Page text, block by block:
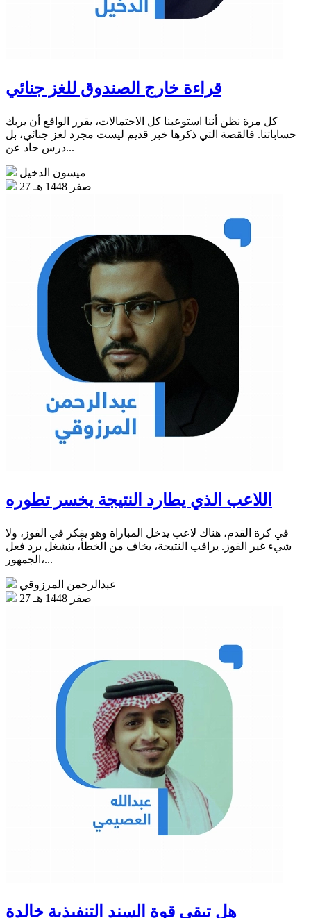
قراءة خارج الصندوق للغز جنائي
كل مرة نظن أننا استوعبنا كل الاحتمالات، يقرر الواقع أن يربك
حساباتنا. فالقصة التي ذكرها خبر قديم ليست مجرد لغز جنائي، بل
درس حاد عن...
ميسون الدخيل
27 صفر 1448 هـ
اللاعب الذي يطارد النتيجة يخسر تطوره
في كرة القدم، هناك لاعب يدخل المباراة وهو يفكر في الفوز، ولا
شيء غير الفوز. يراقب النتيجة، يخاف من الخطأ، ينشغل برد فعل
الجمهور،...
عبدالرحمن المرزوقي
27 صفر 1448 هـ
هل تبقى قوة السند التنفيذية خالدة